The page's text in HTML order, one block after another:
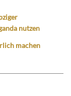
nutzen
machen